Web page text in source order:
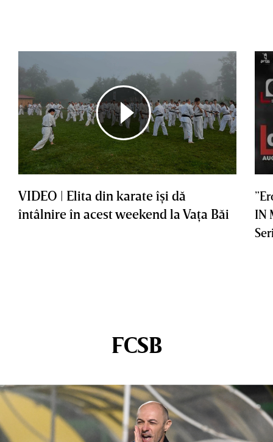
VIDEO | Elita din karate îşi dă
întâlnire în acest weekend la Vaţa Băi
IN
FCSB